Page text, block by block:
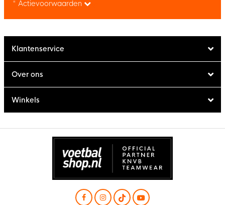
* Actievoorwaarden
Klantenservice
Over ons
Winkels